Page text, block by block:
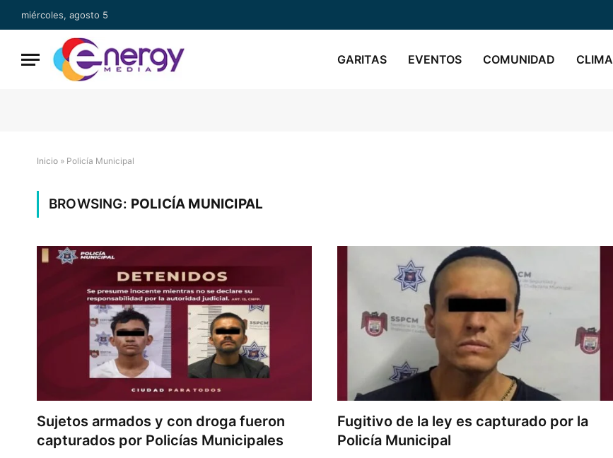
miércoles, agosto 5
GARITAS EVENTOS COMUNIDAD CLIMA
Inicio » Policía Municipal
BROWSING: POLICÍA MUNICIPAL
Sujetos armados y con droga fueron
capturados por Policías Municipales
Fugitivo de la ley es capturado por la
Policía Municipal